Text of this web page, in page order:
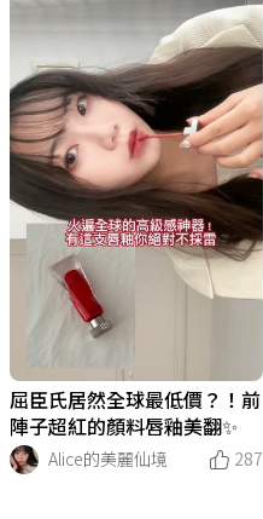
屈臣氏居然全球最低價？！前
陣子超紅的顏料唇釉美翻✨
Alice的美麗仙境
287